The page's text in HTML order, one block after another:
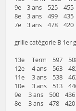
9e 3 ans 525 455
8e 3 ans 499 435
7e 3 ans 478 420
grille catégorie B 1er
13e Term 597
12e 4 ans 563
11e 3 ans 538
10e 3 ans 513
9e 3 ans 500 436
8e 3 ans 478 420